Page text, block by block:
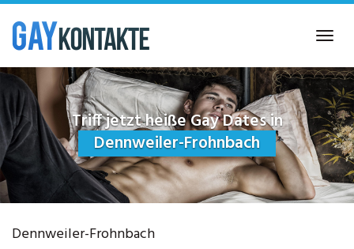
Skip
main
content
Triff jetzt heiße Gay Dates in
Dennweiler-Frohnbach
Dennweiler-Frohnbach